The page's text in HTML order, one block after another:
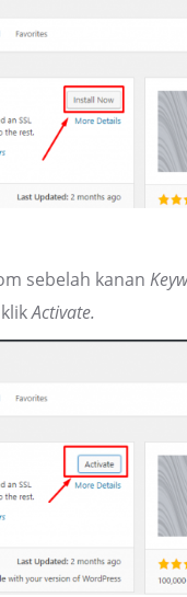
sebelah kanan
klikActivate.